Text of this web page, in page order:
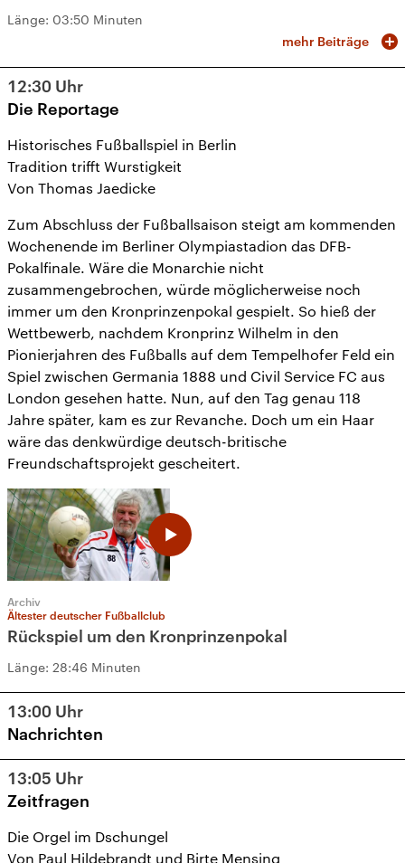
Länge: 03:50 Minuten
mehr Beiträge
12:30 Uhr
Die Reportage
Historisches Fußballspiel in Berlin
Tradition trifft Wurstigkeit
Von Thomas Jaedicke
Zum Abschluss der Fußballsaison steigt am kommenden
Wochenende im Berliner Olympiastadion das DFB-
Pokalfinale. Wäre die Monarchie nicht
zusammengebrochen, würde möglicherweise noch
immer um den Kronprinzenpokal gespielt. So hieß der
Wettbewerb, nachdem Kronprinz Wilhelm in den
Pionierjahren des Fußballs auf dem Tempelhofer Feld ein
Spiel zwischen Germania 1888 und Civil Service FC aus
London gesehen hatte. Nun, auf den Tag genau 118
Jahre später, kam es zur Revanche. Doch um ein Haar
wäre das denkwürdige deutsch-britische
Freundschaftsprojekt gescheitert.
Archiv
Ältester deutscher Fußballclub
Rückspiel um den Kronprinzenpokal
Länge: 28:46 Minuten
13:00 Uhr
Nachrichten
13:05 Uhr
Zeitfragen
Die Orgel im Dschungel
Von Paul Hildebrandt und Birte Mensing